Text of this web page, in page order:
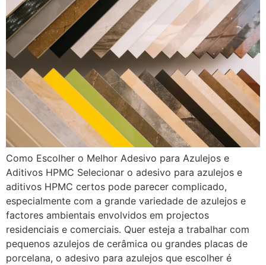
Como Escolher o Melhor Adesivo para Azulejos e
Aditivos HPMC Selecionar o adesivo para azulejos e
aditivos HPMC certos pode parecer complicado,
especialmente com a grande variedade de azulejos e
factores ambientais envolvidos em projectos
residenciais e comerciais. Quer esteja a trabalhar com
pequenos azulejos de cerâmica ou grandes placas de
porcelana, o adesivo para azulejos que escolher é